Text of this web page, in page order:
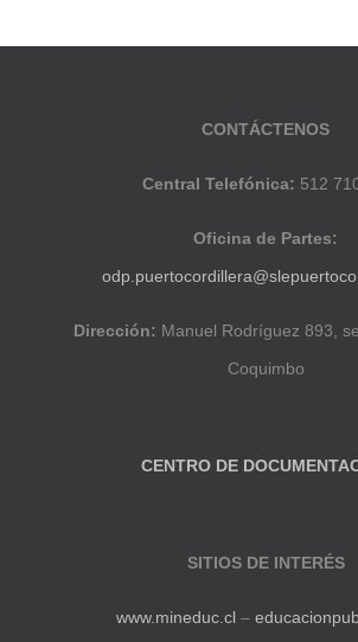
CONTÁCTENOS
Central Telefónica: 512
Oficina de Partes:
Dirección: Manuel Rodríguez 893,
Coquimbo
CENTRO DE
SITIOS DE INTERÉS
www.mineduc.cl –